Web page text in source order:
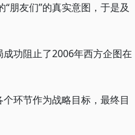
朋友们”的真实意图，于是及
功阻止了2006年西方企图在
环节作为战略目标，最终目